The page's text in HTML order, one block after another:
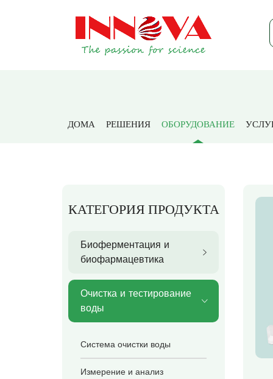
ДОМА РЕШЕНИЯ ОБОРУДОВАНИЕ
КАТЕГОРИЯ ПРОДУКТА
Биоферментация и
биофармацевтика
Очистка и тестирование
воды
Система очистки воды
Измерение и анализ